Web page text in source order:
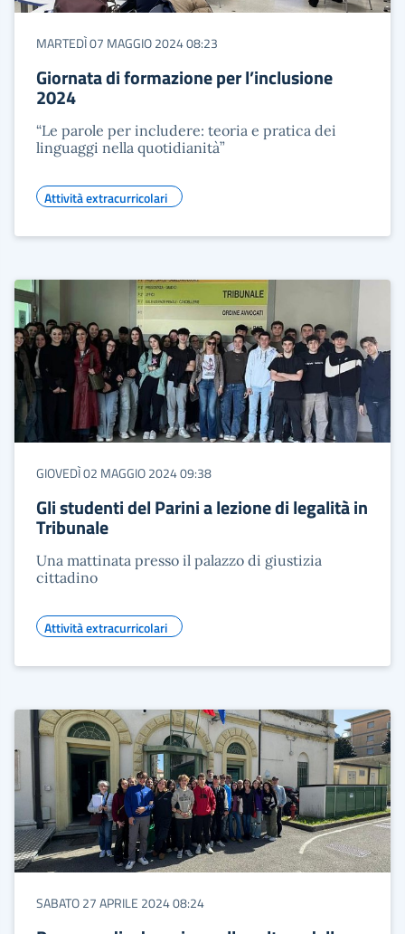
MARTEDÌ 07 MAGGIO 2024 08:23
Giornata di formazione per l’inclusione
2024
“Le parole per includere: teoria e pratica dei
linguaggi nella quotidianità”
Attività extracurricolari
GIOVEDÌ 02 MAGGIO 2024 09:38
Gli studenti del Parini a lezione di legalità in
Tribunale
Una mattinata presso il palazzo di giustizia
cittadino
Attività extracurricolari
SABATO 27 APRILE 2024 08:24